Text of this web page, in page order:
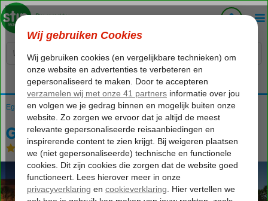
Voelt als thuiskomen...
Egypte Rode Zee Hurghada Hurghada-Stad Giftun Azur
Giftun Azur
All Inclusive- Hotel